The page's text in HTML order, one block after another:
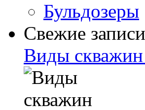
Бульдозеры
Свежие записи
Виды скважин